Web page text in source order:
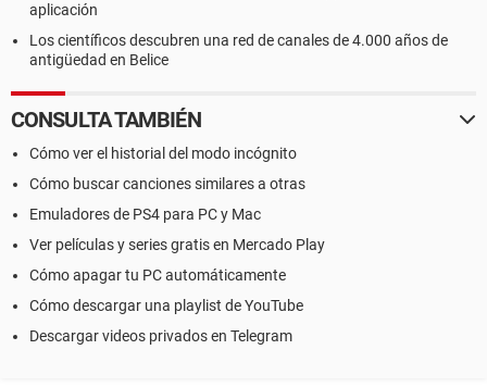
aplicación
Los científicos descubren una red de canales de 4.000 años de
antigüedad en Belice
CONSULTA TAMBIÉN
Cómo ver el historial del modo incógnito
Cómo buscar canciones similares a otras
Emuladores de PS4 para PC y Mac
Ver películas y series gratis en Mercado Play
Cómo apagar tu PC automáticamente
Cómo descargar una playlist de YouTube
Descargar videos privados en Telegram